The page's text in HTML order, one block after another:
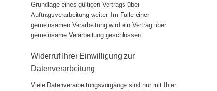
Grundlage eines gültigen Vertrags über
Auftragsverarbeitung weiter. Im Falle einer
gemeinsamen Verarbeitung wird ein Vertrag über
gemeinsame Verarbeitung geschlossen.
Widerruf Ihrer Einwilligung zur
Datenverarbeitung
Viele Datenverarbeitungsvorgänge sind nur mit Ihrer